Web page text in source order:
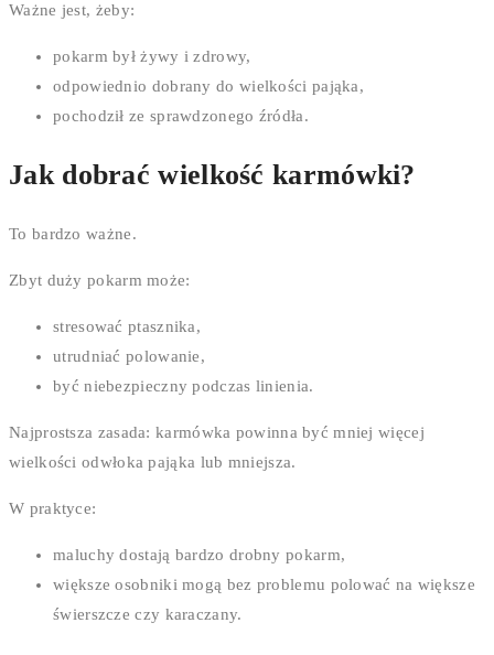
Ważne jest, żeby:
pokarm był żywy i zdrowy,
odpowiednio dobrany do wielkości pająka,
pochodził ze sprawdzonego źródła.
Jak dobrać wielkość karmówki?
To bardzo ważne.
Zbyt duży pokarm może:
stresować ptasznika,
utrudniać polowanie,
być niebezpieczny podczas linienia.
Najprostsza zasada: karmówka powinna być mniej więcej
wielkości odwłoka pająka lub mniejsza.
W praktyce:
maluchy dostają bardzo drobny pokarm,
większe osobniki mogą bez problemu polować na większe
świerszcze czy karaczany.